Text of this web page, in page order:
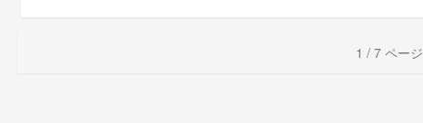
1 / 7 ページ